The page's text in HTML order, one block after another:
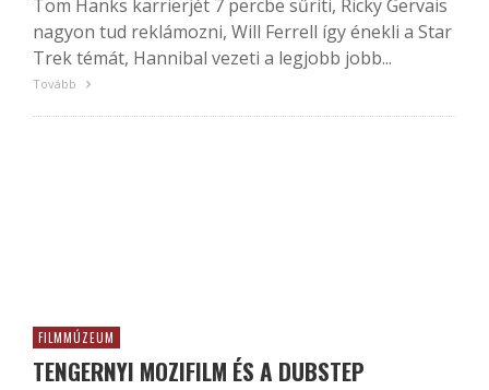
Tom Hanks karrierjét 7 percbe sűríti, Ricky Gervais
nagyon tud reklámozni, Will Ferrell így énekli a Star
Trek témát, Hannibal vezeti a legjobb jobb...
Tovább
FILMMÚZEUM
TENGERNYI MOZIFILM ÉS A DUBSTEP